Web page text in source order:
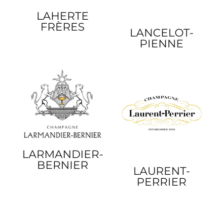
LAHERTE
FRÈRES
LANCELOT-
PIENNE
LARMANDIER-
BERNIER
LAURENT-
PERRIER